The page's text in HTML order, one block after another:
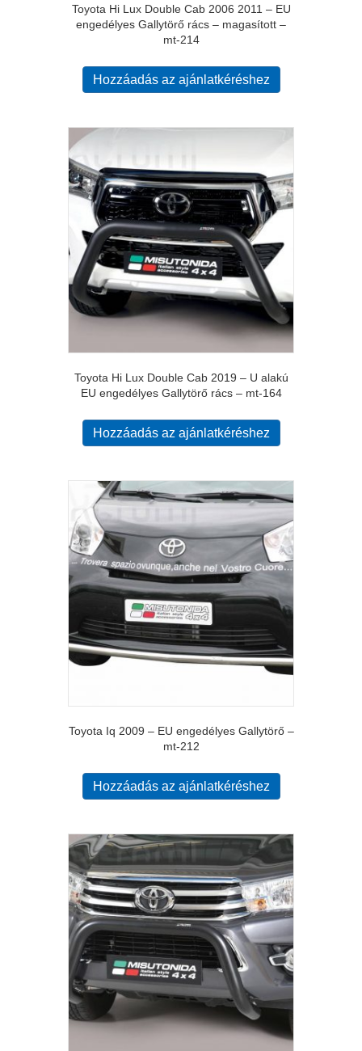
Toyota Hi Lux Double Cab 2006 2011 – EU
engedélyes Gallytörő rács – magasított –
mt-214
Hozzáadás az ajánlatkéréshez
Toyota Hi Lux Double Cab 2019 – U alakú
EU engedélyes Gallytörő rács – mt-164
Hozzáadás az ajánlatkéréshez
Toyota Iq 2009 – EU engedélyes Gallytörő –
mt-212
Hozzáadás az ajánlatkéréshez